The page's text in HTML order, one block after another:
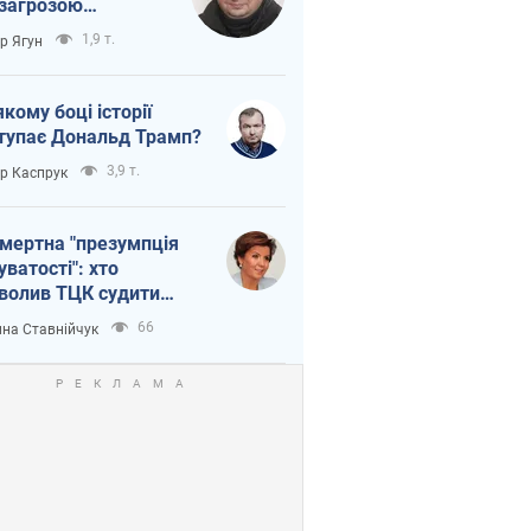
логістика
Ягун 1,9 т.
боці історії
Дональд Трамп?
Каспрук 3,9 т.
"презумпція
хто
ТЦК судити
захисників
Ставнійчук 66